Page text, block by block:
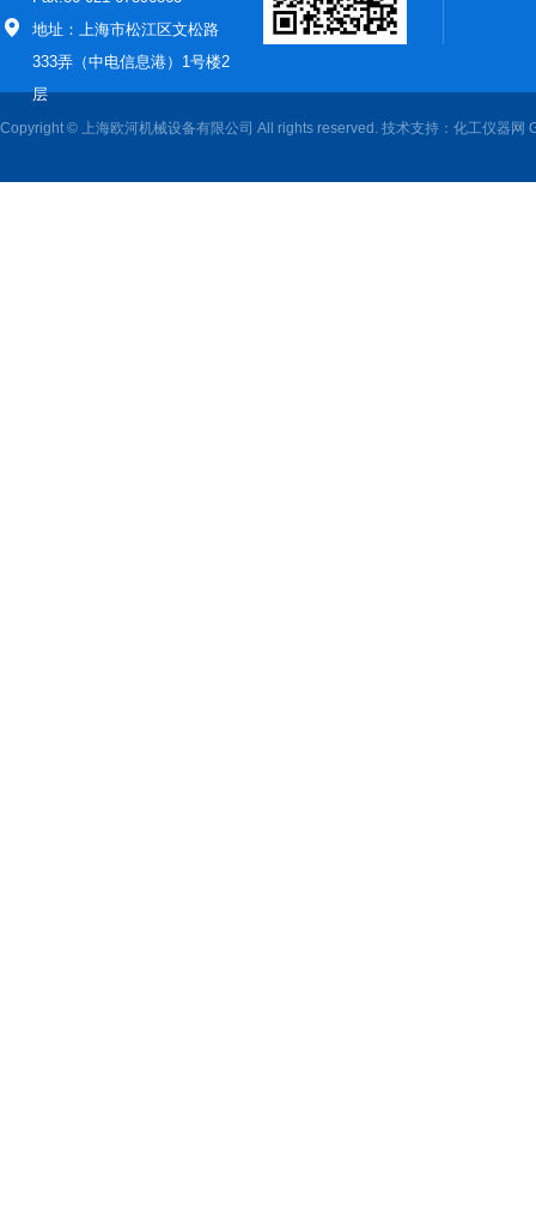
地址：上海市松江区文松路
333弄（中电信息港）1号楼2
层
Copyright © 上海欧河机械设备有限公司 All rights reserved. 技术支持： 化工仪器网